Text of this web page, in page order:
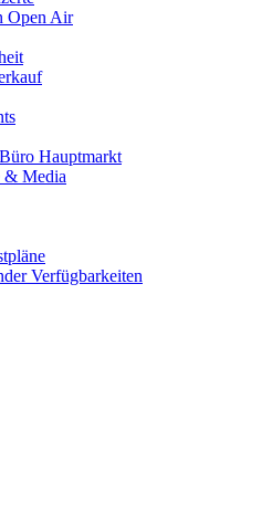
Open Air
Hauptmarkt
& Media
Verfügbarkeiten